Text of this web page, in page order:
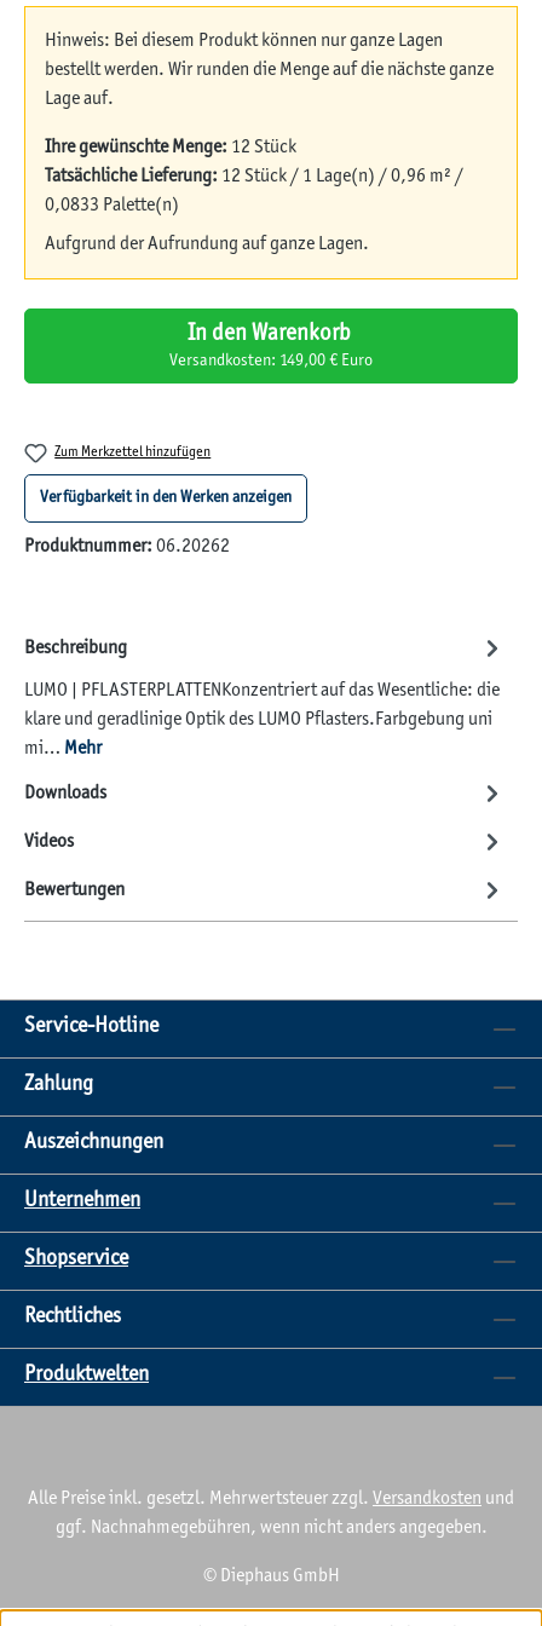
Hinweis: Bei diesem Produkt können nur ganze Lagen
bestellt werden. Wir runden die Menge auf die nächste ganze
Lage auf.
Ihre gewünschte Menge: 12 Stück
Tatsächliche Lieferung: 12 Stück / 1 Lage(n) / 0,96 m² /
0,0833 Palette(n)
Aufgrund der Aufrundung auf ganze Lagen.
In den Warenkorb
Versandkosten: 149,00 € Euro
Zum Merkzettel hinzufügen
Verfügbarkeit in den Werken anzeigen
Produktnummer: 06.20262
Beschreibung
LUMO | PFLASTERPLATTENKonzentriert auf das Wesentliche: die
klare und geradlinige Optik des LUMO Pflasters.Farbgebung uni
mi… Mehr
Downloads
Videos
Bewertungen
Service-Hotline
Zahlung
Auszeichnungen
Unternehmen
Shopservice
Rechtliches
Produktwelten
Alle Preise inkl. gesetzl. Mehrwertsteuer zzgl. Versandkosten und
ggf. Nachnahmegebühren, wenn nicht anders angegeben.
© Diephaus GmbH